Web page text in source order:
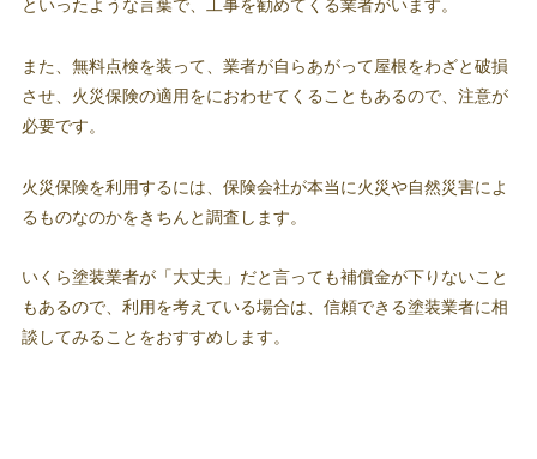
といったような言葉で、工事を勧めてくる業者がいます。
また、無料点検を装って、業者が自らあがって屋根をわざと破損
させ、火災保険の適用をにおわせてくることもあるので、注意が
必要です。
火災保険を利用するには、保険会社が本当に火災や自然災害によ
るものなのかをきちんと調査します。
いくら塗装業者が「大丈夫」だと言っても補償金が下りないこと
もあるので、利用を考えている場合は、信頼できる塗装業者に相
談してみることをおすすめします。